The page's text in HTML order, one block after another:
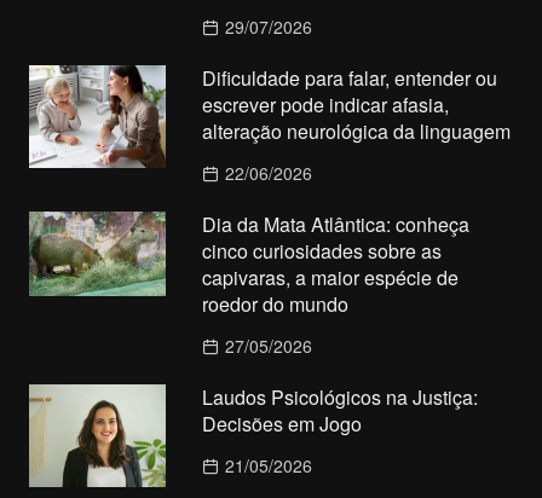
29/07/2026
Dificuldade para falar, entender ou
escrever pode indicar afasia,
alteração neurológica da linguagem
22/06/2026
Dia da Mata Atlântica: conheça
cinco curiosidades sobre as
capivaras, a maior espécie de
roedor do mundo
27/05/2026
Laudos Psicológicos na Justiça:
Decisões em Jogo
21/05/2026